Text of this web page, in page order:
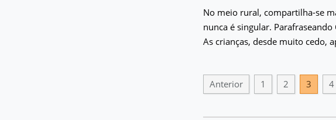
No meio rural, compartilha-se
nunca é singular.
As crianças, desde muito cedo,
Anterior 1 2 3 4